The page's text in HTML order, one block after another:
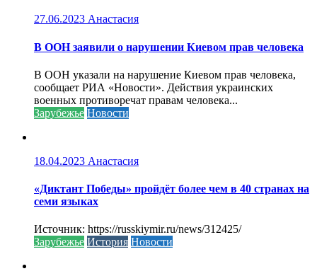
27.06.2023 Анастасия
В ООН заявили о нарушении Киевом прав человека
В ООН указали на нарушение Киевом прав человека,
сообщает РИА «Новости». Действия украинских
военных противоречат правам человека...
Зарубежье Новости
18.04.2023 Анастасия
«Диктант Победы» пройдёт более чем в 40 странах на
семи языках
Источник: https://russkiymir.ru/news/312425/
Зарубежье История Новости